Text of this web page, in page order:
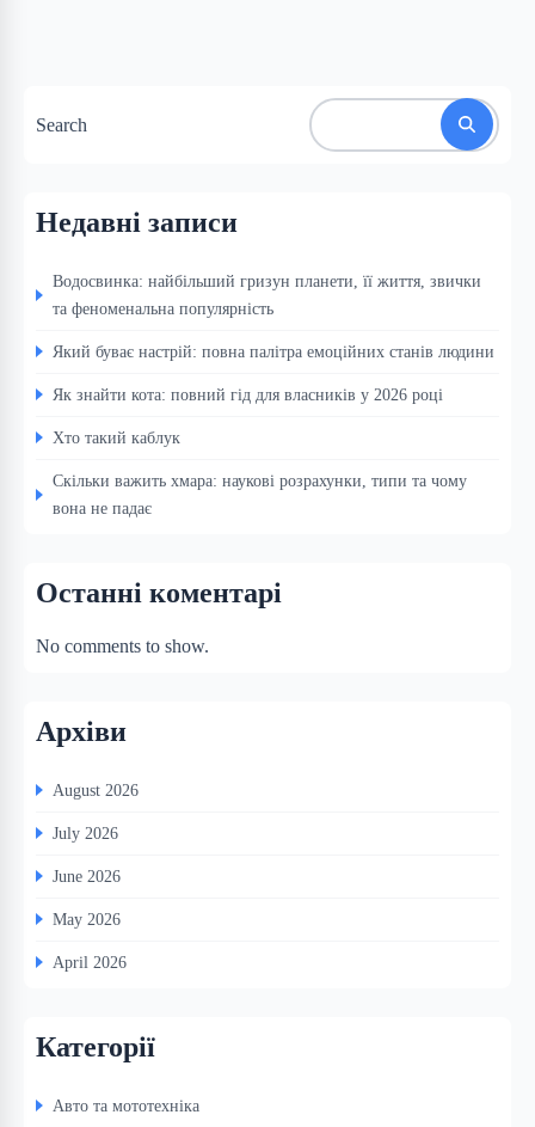
Search
Недавні записи
Водосвинка: найбільший гризун планети, її життя, звички
та феноменальна популярність
Який буває настрій: повна палітра емоційних станів людини
Як знайти кота: повний гід для власників у 2026 році
Хто такий каблук
Скільки важить хмара: наукові розрахунки, типи та чому
вона не падає
Останні коментарі
No comments to show.
Архіви
August 2026
July 2026
June 2026
May 2026
April 2026
Категорії
Авто та мототехніка